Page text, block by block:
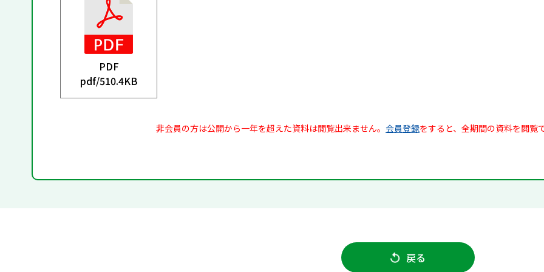
PDF
pdf/510.4KB
非会員の方は公開から一年を超えた資料は閲覧出来ません。 会員登録をすると、全期間の資料を閲覧
戻る